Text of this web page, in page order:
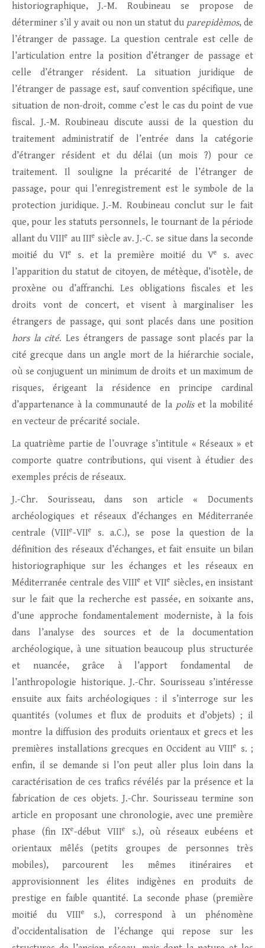
historiographique, J.-M. Roubineau se propose de
déterminer s’il y avait ou non un statut du parepidèmos, de
l’étranger de passage. La question centrale est celle de
l’articulation entre la position d’étranger de passage et
celle d’étranger résident. La situation juridique de
l’étranger de passage est, sauf convention spécifique, une
situation de non-droit, comme c’est le cas du point de vue
fiscal. J.-M. Roubineau discute aussi de la question du
traitement administratif de l’entrée dans la catégorie
d’étranger résident et du délai (un mois ?) pour ce
traitement. Il souligne la précarité de l’étranger de
passage, pour qui l’enregistrement est le symbole de la
protection juridique. J.-M. Roubineau conclut sur le fait
que, pour les statuts personnels, le tournant de la période
allant du VIIIe au IIIe siècle av. J.-C. se situe dans la seconde
moitié du VIe s. et la première moitié du Ve
s. avec
l’apparition du statut de citoyen, de métèque, d’isotèle, de
proxène ou d’affranchi. Les obligations fiscales et les
droits vont de concert, et visent à marginaliser les
étrangers de passage, qui sont placés dans une position
hors la cité. Les étrangers de passage sont placés par la
cité grecque dans un angle mort de la hiérarchie sociale,
où se conjuguent un minimum de droits et un maximum de
risques, érigeant la résidence en principe cardinal
d’appartenance à la communauté de la poliset la mobilité
en vecteur de précarité sociale.
La quatrième partie de l’ouvrage s’intitule « Réseaux » et
comporte quatre contributions, qui visent à étudier des
exemples précis de réseaux.
J.-Chr. Sourisseau, dans son article « Documents
archéologiques et réseaux d’échanges en Méditerranée
centrale (VIIIe-VIIe
s. a.C.), se pose la question de la
définition des réseaux d’échanges, et fait ensuite un bilan
historiographique sur les échanges et les réseaux en
Méditerranée centrale des VIIIe et VIIe siècles, en insistant
sur le fait que la recherche est passée, en soixante ans,
d’une approche fondamentalement moderniste, à la fois
dans l’analyse des sources et de la documentation
archéologique, à une situation beaucoup plus structurée
et nuancée, grâce à l’apport fondamental de
l’anthropologie historique. J.-Chr. Sourisseau s’intéresse
ensuite aux faits archéologiques : il s’interroge sur les
quantités (volumes et flux de produits et d’objets) ; il
montre la diffusion des produits orientaux et grecs et les
premières installations grecques en Occident au VIIIe
s. ;
enfin, il se demande si l’on peut aller plus loin dans la
caractérisation de ces trafics révélés par la présence et la
fabrication de ces objets. J.-Chr. Sourisseau termine son
article en proposant une chronologie, avec une première
phase (fin IXe-début VIIIe
s.), où réseaux eubéens et
orientaux mêlés (petits groupes de personnes très
mobiles), parcourent les mêmes itinéraires et
approvisionnent les élites indigènes en produits de
prestige en faible quantité. La seconde phase (première
moitié du VIIIe s.), correspond à un phénomène
d’occidentalisation de l’échange qui repose sur les